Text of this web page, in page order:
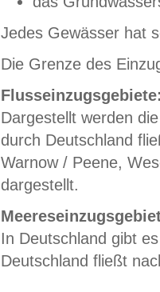
Jedes Gewässer hat
Die Grenze des
Dargestellt werden
durch Deutschland
Warnow / Peene,
dargestellt.
In Deutschland gibt
Deutschland fließt